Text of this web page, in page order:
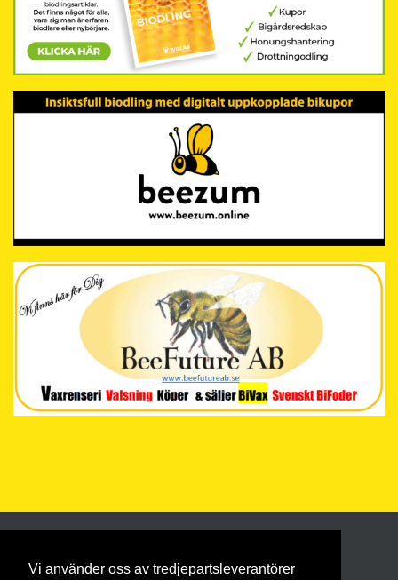
Vi använder oss av tredjepartsleverantörer